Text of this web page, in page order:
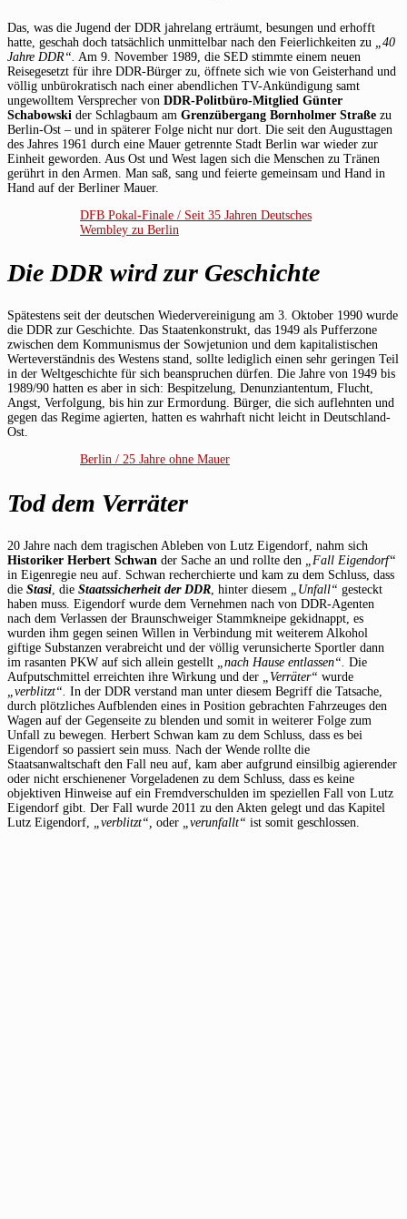
Das, was die Jugend der DDR jahrelang erträumt, besungen und erhofft
hatte, geschah doch tatsächlich unmittelbar nach den Feierlichkeiten zu
„40
Jahre DDR“. Am 9. November 1989, die SED stimmte einem neuen
Reisegesetzt für ihre DDR-Bürger zu, öffnete sich wie von Geisterhand und
völlig unbürokratisch nach einer abendlichen TV-Ankündigung samt
ungewolltem Versprecher von DDR-Politbüro-Mitglied Günter
Schabowski der Schlagbaum am Grenzübergang Bornholmer Straße zu
Berlin-Ost – und in späterer Folge nicht nur dort. Die seit den Augusttagen
des Jahres 1961 durch eine Mauer getrennte Stadt Berlin war wieder zur
Einheit geworden. Aus Ost und West lagen sich die Menschen zu Tränen
gerührt in den Armen. Man saß, sang und feierte gemeinsam und Hand in
Hand auf der Berliner Mauer.
DFB Pokal-Finale / Seit 35 Jahren Deutsches
Wembley zu Berlin
Die DDR wird zur Geschichte
Spätestens seit der deutschen Wiedervereinigung am 3. Oktober 1990 wurde
die DDR zur Geschichte. Das Staatenkonstrukt, das 1949 als Pufferzone
zwischen dem Kommunismus der Sowjetunion und dem kapitalistischen
Werteverständnis des Westens stand, sollte lediglich einen sehr geringen Teil
in der Weltgeschichte für sich beanspruchen dürfen. Die Jahre von 1949 bis
1989/90 hatten es aber in sich: Bespitzelung, Denunziantentum, Flucht,
Angst, Verfolgung, bis hin zur Ermordung. Bürger, die sich auflehnten und
gegen das Regime agierten, hatten es wahrhaft nicht leicht in Deutschland-
Ost.
Berlin / 25 Jahre ohne Mauer
Tod dem Verräter
20 Jahre nach dem tragischen Ableben von Lutz Eigendorf, nahm sich
Historiker Herbert Schwan der Sache an und rollte den
„Fall Eigendorf“
in Eigenregie neu auf. Schwan recherchierte und kam zu dem Schluss, dass
die Stasi , die Staatssicherheit der DDR , hinter diesem „Unfall“ gesteckt
haben muss. Eigendorf wurde dem Vernehmen nach von DDR-Agenten
nach dem Verlassen der Braunschweiger Stammkneipe gekidnappt, es
wurden ihm gegen seinen Willen in Verbindung mit weiterem Alkohol
giftige Substanzen verabreicht und der völlig verunsicherte Sportler dann
im rasanten PKW auf sich allein gestellt
„nach Hause entlassen“. Die
Aufputschmittel erreichten ihre Wirkung und der
„Verräter“ wurde
„verblitzt“. In der DDR verstand man unter diesem Begriff die Tatsache,
durch plötzliches Aufblenden eines in Position gebrachten Fahrzeuges den
Wagen auf der Gegenseite zu blenden und somit in weiterer Folge zum
Unfall zu bewegen. Herbert Schwan kam zu dem Schluss, dass es bei
Eigendorf so passiert sein muss. Nach der Wende rollte die
Staatsanwaltschaft den Fall neu auf, kam aber aufgrund einsilbig agierender
oder nicht erschienener Vorgeladenen zu dem Schluss, dass es keine
objektiven Hinweise auf ein Fremdverschulden im speziellen Fall von Lutz
Eigendorf gibt. Der Fall wurde 2011 zu den Akten gelegt und das Kapitel
Lutz Eigendorf,
„verblitzt“, oder „verunfallt“ ist somit geschlossen.